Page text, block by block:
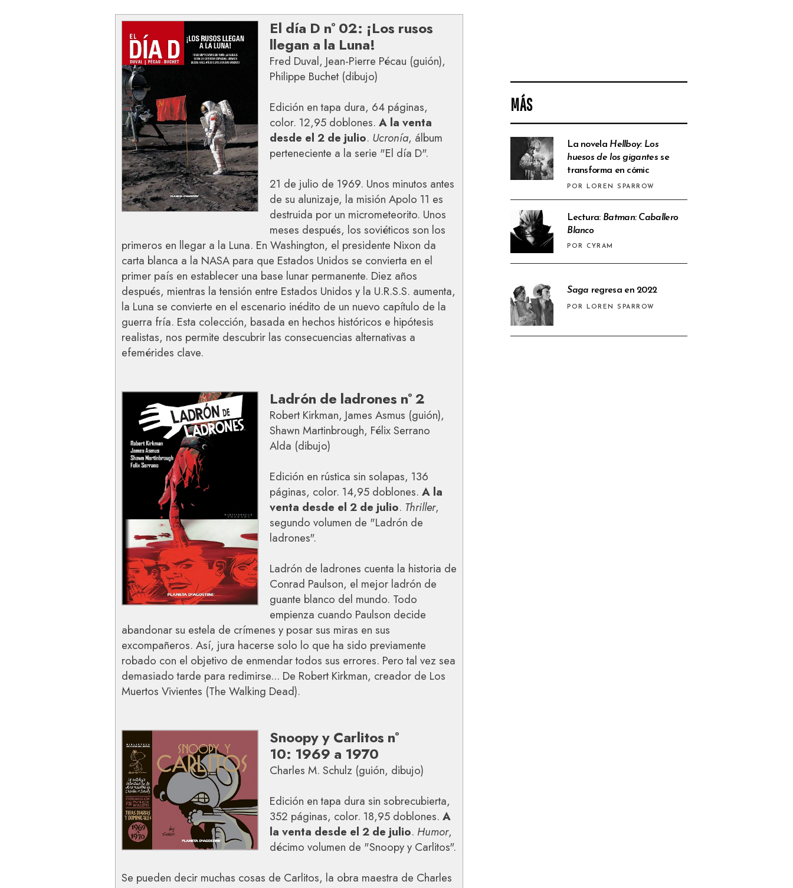
MÁS
La novela Hellboy: Los
huesos de los gigantesse
transforma en cómic
POR LOREN SPARROW
Lectura: Batman: Caballero
Blanco
POR CYRAM
Saga regresa en 2022
POR LOREN SPARROW
El día D nº 02: ¡Los rusos
llegan a la Luna!
Fred Duval, Jean-Pierre Pécau (guión),
Philippe Buchet (dibujo)
Edición en tapa dura, 64 páginas,
color. 12,95 doblones. A la venta
desde el 2 de julio. Ucronía, álbum
perteneciente a la serie "El día D".
21 de julio de 1969. Unos minutos antes
de su alunizaje, la misión Apolo 11 es
destruida por un micrometeorito. Unos
meses después, los soviéticos son los
primeros en llegar a la Luna. En Washington, el presidente Nixon da
carta blanca a la NASA para que Estados Unidos se convierta en el
primer país en establecer una base lunar permanente. Diez años
después, mientras la tensión entre Estados Unidos y la U.R.S.S. aumenta,
la Luna se convierte en el escenario inédito de un nuevo capítulo de la
guerra fría. Esta colección, basada en hechos históricos e hipótesis
realistas, nos permite descubrir las consecuencias alternativas a
efemérides clave.
Ladrón de ladrones nº 2
Robert Kirkman, James Asmus (guión),
Shawn Martinbrough, Félix Serrano
Alda (dibujo)
Edición en rústica sin solapas, 136
páginas, color. 14,95 doblones. A la
venta desde el 2 de julio. Thriller,
segundo volumen de "Ladrón de
ladrones".
Ladrón de ladrones cuenta la historia de
Conrad Paulson, el mejor ladrón de
guante blanco del mundo. Todo
empienza cuando Paulson decide
abandonar su estela de crímenes y posar sus miras en sus
excompañeros. Así, jura hacerse solo lo que ha sido previamente
robado con el objetivo de enmendar todos sus errores. Pero tal vez sea
demasiado tarde para redimirse... De Robert Kirkman, creador de Los
Muertos Vivientes (The Walking Dead).
Snoopy y Carlitos nº
10: 1969 a 1970
Charles M. Schulz (guión, dibujo)
Edición en tapa dura sin sobrecubierta,
352 páginas, color. 18,95 doblones. A
la venta desde el 2 de julio. Humor,
décimo volumen de "Snoopy y Carlitos".
Se pueden decir muchas cosas de Carlitos, la obra maestra de Charles